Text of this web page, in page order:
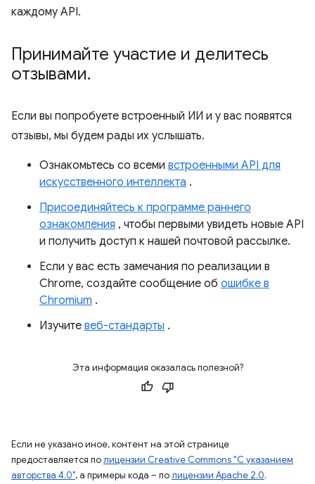
каждому API.
Принимайте участие и делитесь
отзывами.
Если вы попробуете встроенный ИИ и у вас появятся
отзывы, мы будем рады их услышать.
Ознакомьтесь со всеми встроенными API для
искусственного интеллекта .
Присоединяйтесь к программе раннего
ознакомления , чтобы первыми увидеть новые API
и получить доступ к нашей почтовой рассылке.
Если у вас есть замечания по реализации в
Chrome, создайте сообщение об ошибке в
Chromium .
Изучите веб-стандарты .
Эта информация оказалась полезной?
Если не указано иное, контент на этой странице
предоставляется полицензии Creative Commons "С указанием
авторства 4.0", а примеры кода – полицензии Apache 2.0.